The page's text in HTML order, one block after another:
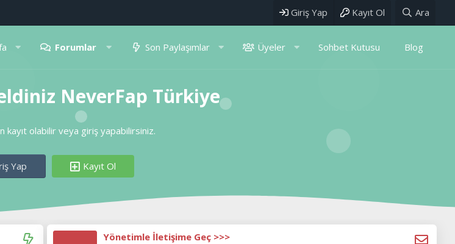
Giriş Yap Kayıt Ol Ara
Forumlar Son Paylaşımlar Üyeler Sohbet Kutusu Blog
NeverFap Türkiye
kayıt olabilir veya giriş yapabilirsiniz.
Yap Kayıt Ol
Yönetimle İletişime Geç >>>